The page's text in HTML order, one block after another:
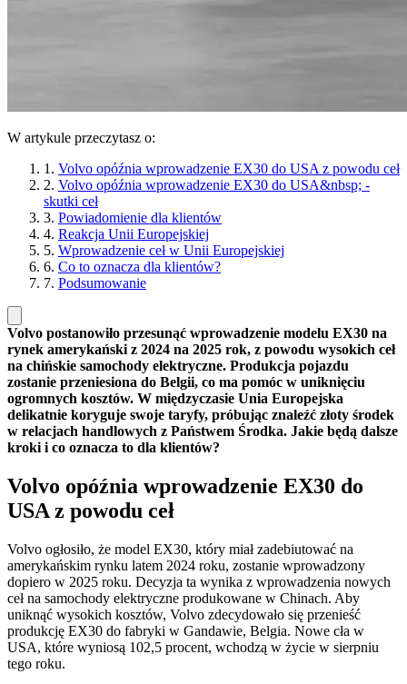
W artykule przeczytasz o:
1. Volvo opóźnia wprowadzenie EX30 do USA z powodu ceł
2. Volvo opóźnia wprowadzenie EX30 do USA&nbsp; -
skutki ceł
3. Powiadomienie dla klientów
4. Reakcja Unii Europejskiej
5. Wprowadzenie ceł w Unii Europejskiej
6. Co to oznacza dla klientów?
7. Podsumowanie
Volvo postanowiło przesunąć wprowadzenie modelu EX30 na
rynek amerykański z 2024 na 2025 rok, z powodu wysokich ceł
na chińskie samochody elektryczne. Produkcja pojazdu
zostanie przeniesiona do Belgii, co ma pomóc w uniknięciu
ogromnych kosztów. W międzyczasie Unia Europejska
delikatnie koryguje swoje taryfy, próbując znaleźć złoty środek
w relacjach handlowych z Państwem Środka. Jakie będą dalsze
kroki i co oznacza to dla klientów?
Volvo opóźnia wprowadzenie EX30 do
USA z powodu ceł
Volvo ogłosiło, że model EX30, który miał zadebiutować na
amerykańskim rynku latem 2024 roku, zostanie wprowadzony
dopiero w 2025 roku. Decyzja ta wynika z wprowadzenia nowych
ceł na samochody elektryczne produkowane w Chinach. Aby
uniknąć wysokich kosztów, Volvo zdecydowało się przenieść
produkcję EX30 do fabryki w Gandawie, Belgia. Nowe cła w
USA, które wyniosą 102,5 procent, wchodzą w życie w sierpniu
tego roku.